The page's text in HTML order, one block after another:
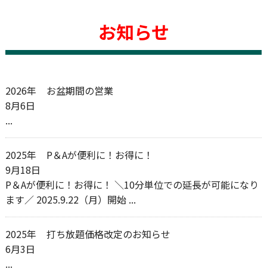
お知らせ
2026年
8月6日
お盆期間の営業
...
2025年
9月18日
P＆Aが便利に！お得に！
P＆Aが便利に！お得に！ ＼10分単位での延長が可能になり
ます／ 2025.9.22（月）開始 ...
2025年
6月3日
打ち放題価格改定のお知らせ
...